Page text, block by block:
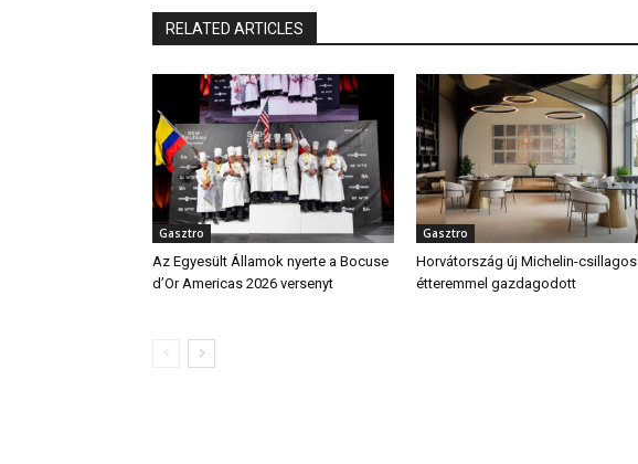
RELATED ARTICLES
Gasztro
Az Egyesült Államok nyerte a Bocuse
d’Or Americas 2026 versenyt
Gasztro
Horvátország új Michelin-csillagos
étteremmel gazdagodott